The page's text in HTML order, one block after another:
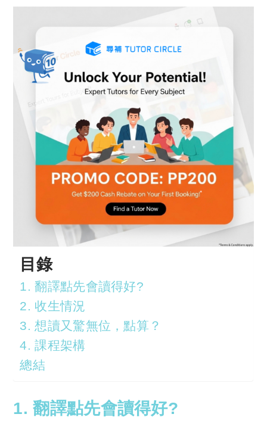
目錄
1. 翻譯點先會讀得好?
2. 收生情況
3. 想讀又驚無位，點算？
4. 課程架構
總結
1. 翻譯點先會讀得好?